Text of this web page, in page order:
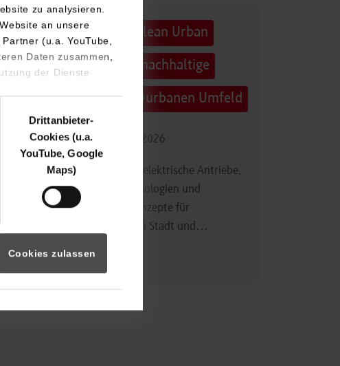
zu analysieren.
an unsere
(u.a. YouTube,
Daten zusammen,
der Dienste
Drittanbieter-
Cookies (u.a.
YouTube, Google
Maps)
Cookies zulassen
Technologietag: Clean Urban
Transportation – nachhaltige
Mobilität im (sub)urbanen Umfeld
16.09.2026 - 17.09.2026
Im Mittelpunkt stehen elektrische Antriebe,
moderne Batterietechnologien und
innovative Fahrzeugkonzepte für
nachhaltige Mobilität in Stadt und…